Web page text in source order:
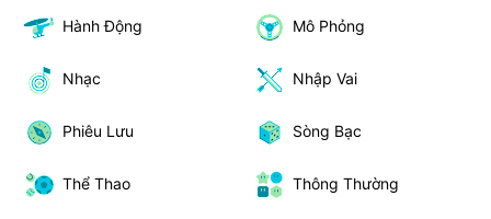
Hành Động Mô Phỏng
Nhạc Nhập Vai
Phiêu Lưu Sòng Bạc
Thể Thao Thông Thường